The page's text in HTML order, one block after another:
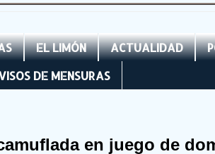
EL LIMÓN ACTUALIDAD
DE MENSURAS
en juego de